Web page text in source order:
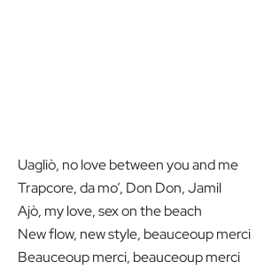
Uagliò, no love between you and me
Trapcore, da mo’, Don Don, Jamil
Ajò, my love, sex on the beach
New flow, new style, beauceoup merci
Beauceoup merci, beauceoup merci